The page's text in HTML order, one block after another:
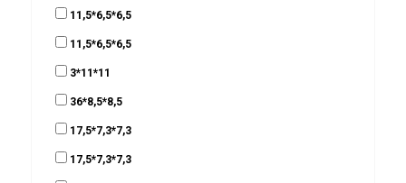
11,5*6,5*6,5
11,5*6,5*6,5
3*11*11
36*8,5*8,5
17,5*7,3*7,3
17,5*7,3*7,3